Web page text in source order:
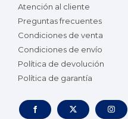
Atención al cliente
Preguntas frecuentes
Condiciones de venta
Condiciones de envío
Política de devolución
Política de garantía